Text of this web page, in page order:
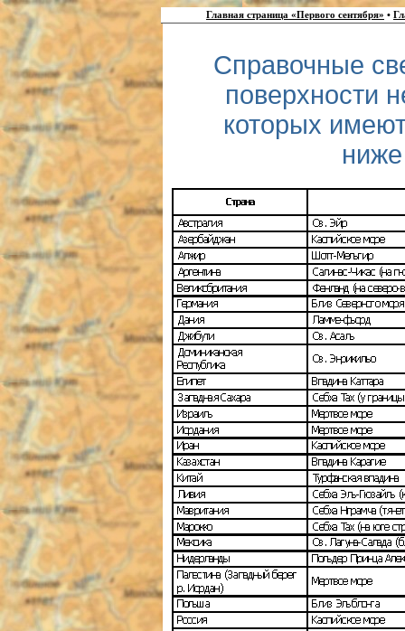
Главная страница «Первого сентября» •
Справочные
поверхности
которых